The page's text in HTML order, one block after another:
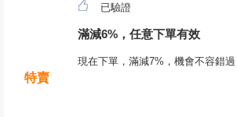
特賣
已驗證
滿減6%，任意下單有效
現在下單，滿減7%，機會不容錯